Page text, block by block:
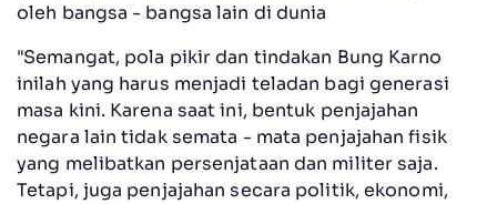
oleh bangsa - bangsa lain di dunia
"Semangat, pola pikir dan tindakan Bung Karno
inilah yang harus menjadi teladan bagi generasi
masa kini. Karena saat ini, bentuk penjajahan
negara lain tidak semata - mata penjajahan fisik
yang melibatkan persenjataan dan militer saja.
Tetapi, juga penjajahan secara politik, ekonomi,